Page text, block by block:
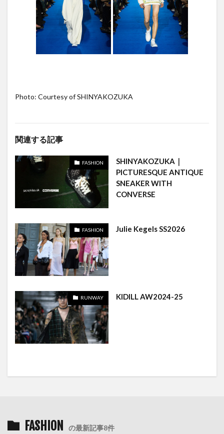
Photo: Courtesy of SHINYAKOZUKA
関連する記事
FASHION
SHINYAKOZUKA｜
PICTURESQUE ANTIQUE
SNEAKER WITH
CONVERSE
FASHION Julie Kegels SS2026
RUNWAY KIDILL AW2024-25
FASHION の最新記事8件